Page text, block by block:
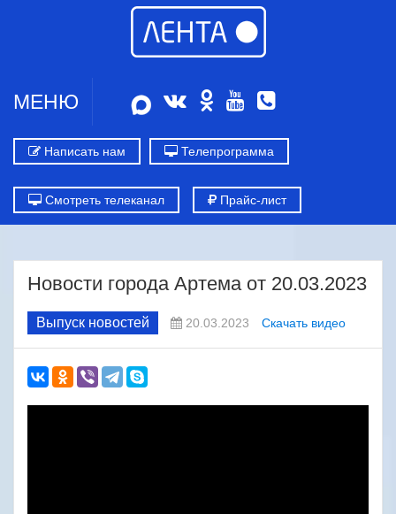
МЕНЮ
Написать нам Телепрограмма
Смотреть телеканал Прайс-лист
Новости города Артема от 20.03.2023
Выпуск новостей 20.03.2023 Скачать видео